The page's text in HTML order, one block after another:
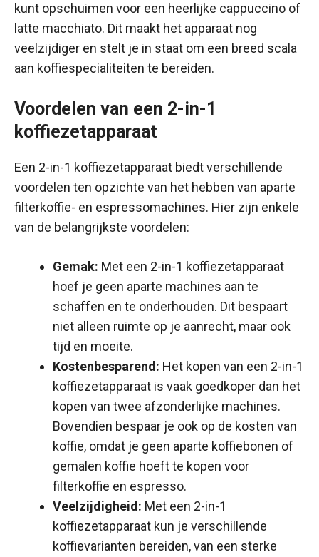
kunt opschuimen voor een heerlijke cappuccino of
latte macchiato. Dit maakt het apparaat nog
veelzijdiger en stelt je in staat om een breed scala
aan koffiespecialiteiten te bereiden.
Voordelen van een 2-in-1
koffiezetapparaat
Een 2-in-1 koffiezetapparaat biedt verschillende
voordelen ten opzichte van het hebben van aparte
filterkoffie- en espressomachines. Hier zijn enkele
van de belangrijkste voordelen:
Gemak: Met een 2-in-1 koffiezetapparaat
hoef je geen aparte machines aan te
schaffen en te onderhouden. Dit bespaart
niet alleen ruimte op je aanrecht, maar ook
tijd en moeite.
Kostenbesparend: Het kopen van een 2-in-1
koffiezetapparaat is vaak goedkoper dan het
kopen van twee afzonderlijke machines.
Bovendien bespaar je ook op de kosten van
koffie, omdat je geen aparte koffiebonen of
gemalen koffie hoeft te kopen voor
filterkoffie en espresso.
Veelzijdigheid: Met een 2-in-1
koffiezetapparaat kun je verschillende
koffievarianten bereiden, van een sterke